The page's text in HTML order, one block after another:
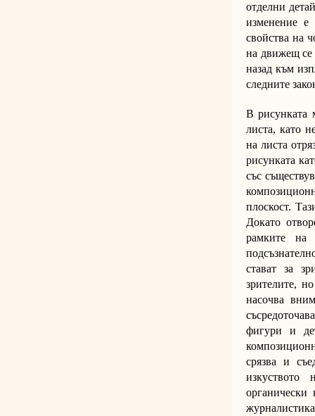
отделни
изменение е
свойства на
на движещ се
назад към
следните
В рисунката
листа, като
на листа
рисунката
със
плоскост.
Докато
рамките на
стават за
зрителите,
насочва
фигури и
срязва и
изкуството
органически